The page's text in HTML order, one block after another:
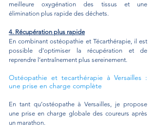
meilleure oxygénation des tissus et une
élimination plus rapide des déchets.
4. Récupération plus rapide
En combinant ostéopathie et Técarthérapie, il est
possible d’optimiser la récupération et de
reprendre l’entraînement plus sereinement.
Ostéopathie et tecarthérapie à Versailles :
une prise en charge complète
En tant qu’ostéopathe à Versailles, je propose
une prise en charge globale des coureurs après
un marathon.